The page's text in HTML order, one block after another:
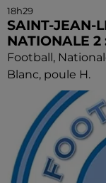
18h29
SAINT-JEAN-
NATIONALE 2
Football,
Blanc, poule H.